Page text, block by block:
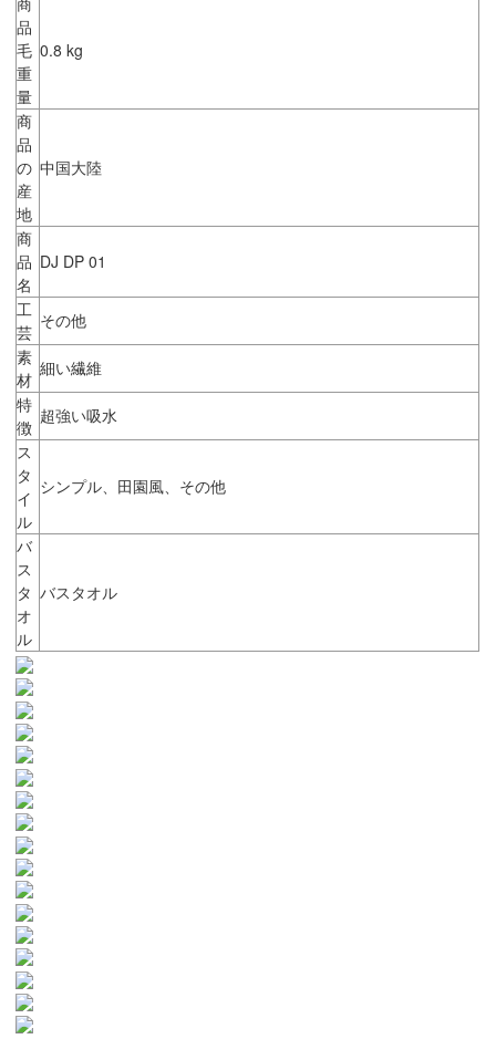
品
毛
重
量
0.8 kg
商
品
の
産
地
中国大陸
商
品
名
DJ DP 01
工
芸
その他
素
材
細い繊維
特
徴
超強い吸水
ス
タ
イ
ル
シンプル、田園風、その他
バ
ス
タ
オ
ル
バスタオル